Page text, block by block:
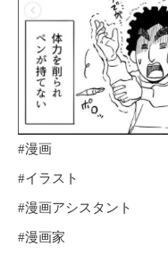
#漫画
#イラスト
#漫画アシスタント
#漫画家